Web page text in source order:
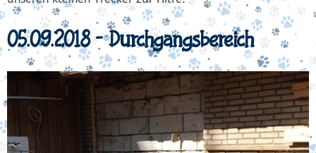
05.09.2018 – Durchgangsbereich